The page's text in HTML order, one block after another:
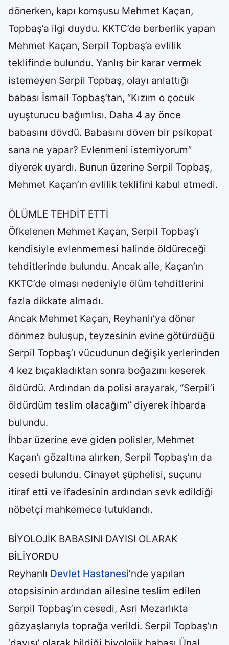
dönerken, kapı komşusu Mehmet Kaçan,
Topbaş’a ilgi duydu. KKTC’de berberlik yapan
Mehmet Kaçan, Serpil Topbaş’a evlilik
teklifinde bulundu. Yanlış bir karar vermek
istemeyen Serpil Topbaş, olayı anlattığı
babası İsmail Topbaş’tan, “Kızım o çocuk
uyuşturucu bağımlısı. Daha 4 ay önce
babasını dövdü. Babasını döven bir psikopat
sana ne yapar? Evlenmeni istemiyorum”
diyerek uyardı. Bunun üzerine Serpil Topbaş,
Mehmet Kaçan’ın evlilik teklifini kabul etmedi.
ÖLÜMLE TEHDİT ETTİ
Öfkelenen Mehmet Kaçan, Serpil Topbaş’ı
kendisiyle evlenmemesi halinde öldüreceği
tehditlerinde bulundu. Ancak aile, Kaçan’ın
KKTC’de olması nedeniyle ölüm tehditlerini
fazla dikkate almadı.
Ancak Mehmet Kaçan, Reyhanlı’ya döner
dönmez buluşup, teyzesinin evine götürdüğü
Serpil Topbaş’ı vücudunun değişik yerlerinden
4 kez bıçakladıktan sonra boğazını keserek
öldürdü. Ardından da polisi arayarak, “Serpil’i
öldürdüm teslim olacağım” diyerek ihbarda
bulundu.
İhbar üzerine eve giden polisler, Mehmet
Kaçan’ı gözaltına alırken, Serpil Topbaş’ın da
cesedi bulundu. Cinayet şüphelisi, suçunu
itiraf etti ve ifadesinin ardından sevk edildiği
nöbetçi mahkemece tutuklandı.
BİYOLOJİK BABASINI DAYISI OLARAK
BİLİYORDU
Reyhanlı Devlet Hastanesi’nde yapılan
otopsisinin ardından ailesine teslim edilen
Serpil Topbaş’ın cesedi, Asri Mezarlıkta
gözyaşlarıyla toprağa verildi. Serpil Topbaş’ın